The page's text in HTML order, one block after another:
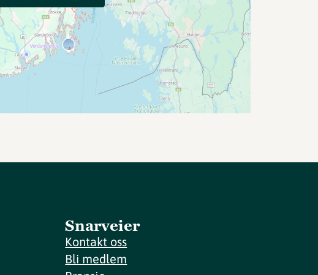
Snarveier
Kontakt oss
Bli medlem